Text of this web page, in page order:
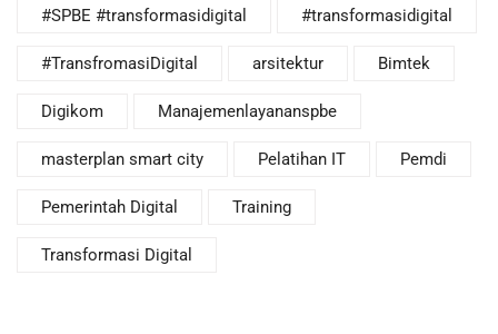
#SPBE #transformasidigital #transformasidigital
#TransfromasiDigital arsitektur Bimtek
Digikom Manajemenlayananspbe
masterplan smart city Pelatihan IT Pemdi
Pemerintah Digital Training
Transformasi Digital